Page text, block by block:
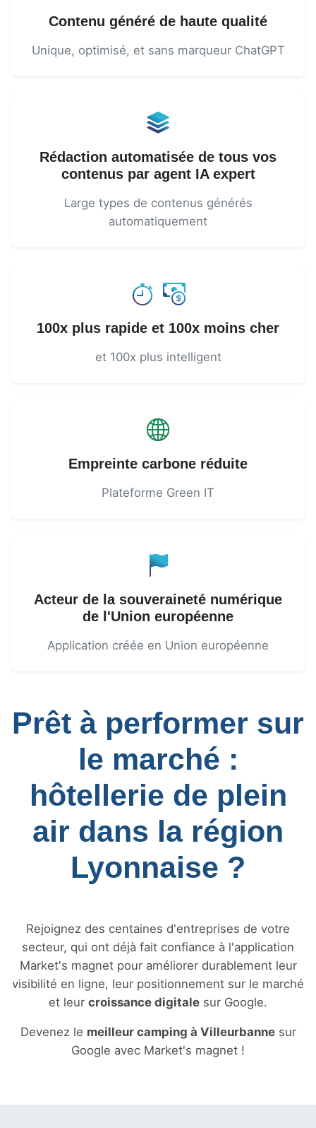
Contenu généré de haute qualité
Unique, optimisé, et sans marqueur ChatGPT
Rédaction automatisée de tous vos
contenus par agent IA expert
Large types de contenus générés
automatiquement
100x plus rapide et 100x moins cher
et 100x plus intelligent
Empreinte carbone réduite
Plateforme Green IT
Acteur de la souveraineté numérique
de l'Union européenne
Application créée en Union européenne
Prêt à performer sur
le marché :
hôtellerie de plein
air dans la région
Lyonnaise ?
Rejoignez des centaines d'entreprises de votre
secteur, qui ont déjà fait confiance à l'application
Market's magnet pour améliorer durablement leur
visibilité en ligne, leur positionnement sur le marché
et leur croissance digitale sur Google.
Devenez le meilleur camping à Villeurbannesur
Google avec Market's magnet !